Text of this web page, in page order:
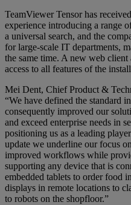
TeamViewer Tensor has
experience introducing a range
a universal search, and the
for large-scale IT departments,
the same time. A new web
access to all features of the
Mei Dent, Chief Product &
“We have defined the standard
consequently improved our
and exceed enterprise needs in
positioning us as a leading
update we underline our focus
improved workflows while
supporting any device that is
embedded tablets to order food
displays in remote locations to
to robots on the shopfloor.”